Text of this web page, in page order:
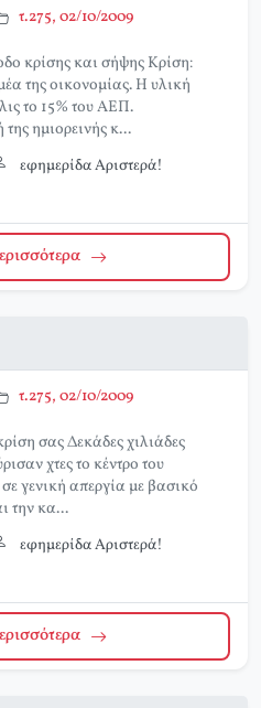
τ.275, 02/10/2009
κρίσης και σήψης Κρίση:
της οικονομίας. Η υλική
το 15% του ΑΕΠ.
ημιορεινής κ...
εφημερίδα Αριστερά!
τ.275, 02/10/2009
σας Δεκάδες χιλιάδες
χτες το κέντρο του
γενική απεργία με βασικό
την κα...
εφημερίδα Αριστερά!